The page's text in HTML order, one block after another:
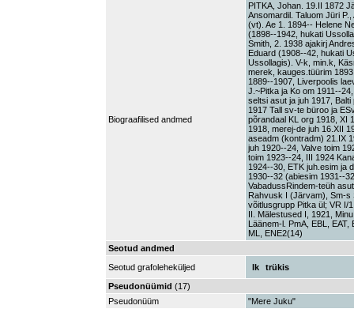
Biograafilised andmed
PITKA, Johan. 19.II 1872
Ansomardil. Taluom Jüri
(vt). Ae 1. 1894-- Helene
(1898--1942, hukati
Smith, 2. 1938 ajakirj
Eduard (1908--42, hukati
Ussollagis). V-k, min.k,
merek, kauges.tüürim
1889--1907, Liverpoolis
J.~Pitka ja Ko om 1911--
seltsi asut ja juh 1917,
1917 Tall sv-te büroo ja
põrandaal KL org 1918, XI
1918, merej-de juh 16.XII
aseadm (kontradm) 21.IX
juh 1920--24, Valve toim
toim 1923--24, III 1924
1924--30, ETK juh.esim ja
1930--32 (abiesim 1931--
VabadussRindem-teüh
Rahvusk I (Järvam), Sm-s
võitlusgrupp Pitka ül; VR I/
II. Mälestused I, 1921,
Läänem-l. PmA, EBL, EAT,
ML, ENE2(14)
Seotud andmed
Seotud grafoleheküljed
lk
trükis
Pseudonüümid (17)
Pseudonüüm
"Mere Juku"